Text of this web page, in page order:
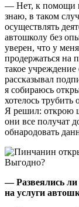
— Нет, к помощи
знаю, в таком
осуществлять
автошколу без
уверен, что у
продержаться на
такое
рассказывал
я собираюсь
хотелось трубить
Я решил: открою
они все получат
обнародовать
— Развеялись ли
на услуги